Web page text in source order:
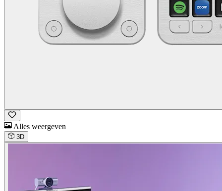
Alles weergeven
3D